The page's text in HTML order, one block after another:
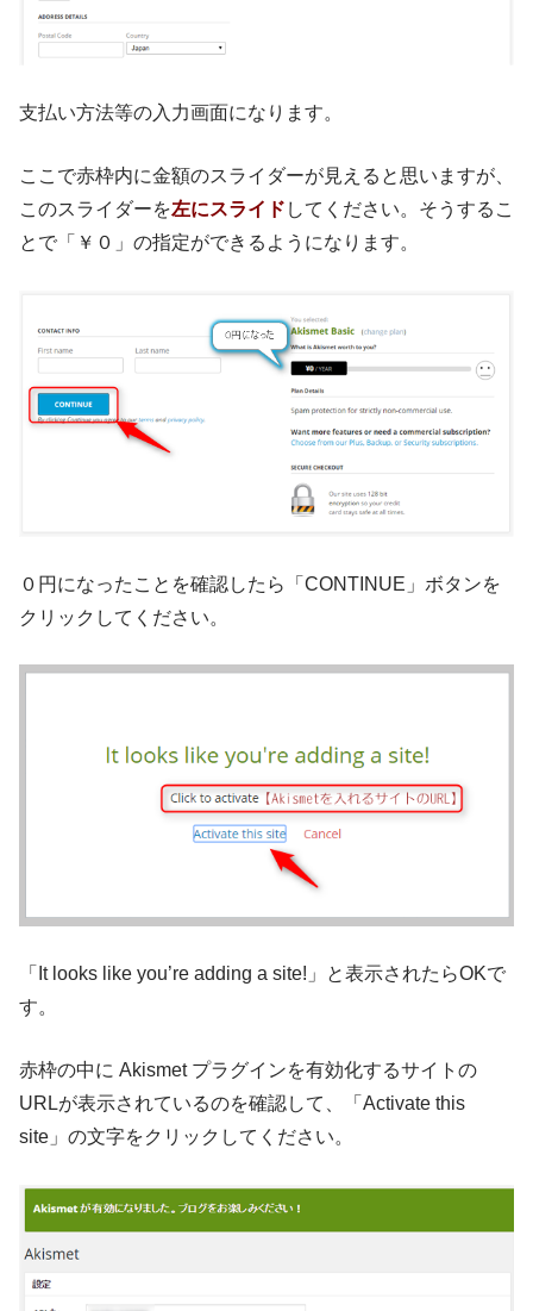
支払い方法等の入力画面になります。
ここで赤枠内に金額のスライダーが見えると思いますが、
このスライダーを左にスライド してください。そうするこ
とで「￥０」の指定ができるようになります。
０円になったことを確認したら「CONTINUE」ボタンを
クリックしてください。
「It looks like you’re adding a site!」と表示されたらOKで
す。
赤枠の中に Akismet プラグインを有効化するサイトの
URLが表示されているのを確認して、「Activate this
site」の文字をクリックしてください。